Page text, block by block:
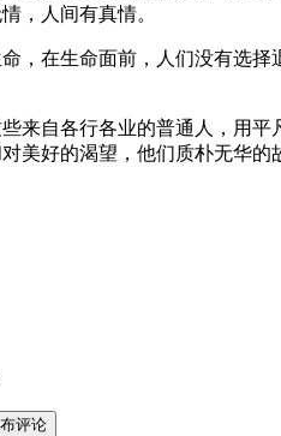
，人间有真情。
在生命面前，人们没有选择
自各行各业的普通人，用平
美好的渴望，他们质朴无华
评论